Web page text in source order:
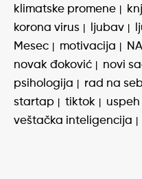
klimatske promene
korona virus
ljubav
Mesec
motivacija
novak đoković
novi
psihologija
rad na
startap
tiktok uspeh
veštačka inteligencija